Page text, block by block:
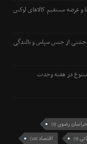
و عرضه مستقیم کالاهای لوکس
از جنس سپاس و بالندگی
در هفته وحدت
رضوی(3)
(5) اقتصاد(10)